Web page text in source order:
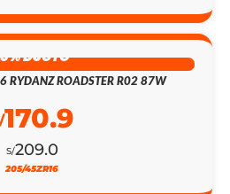
DSCTO
RYDANZ ROADSTER R02 87W
S/209.0
170.9
205/45ZR16